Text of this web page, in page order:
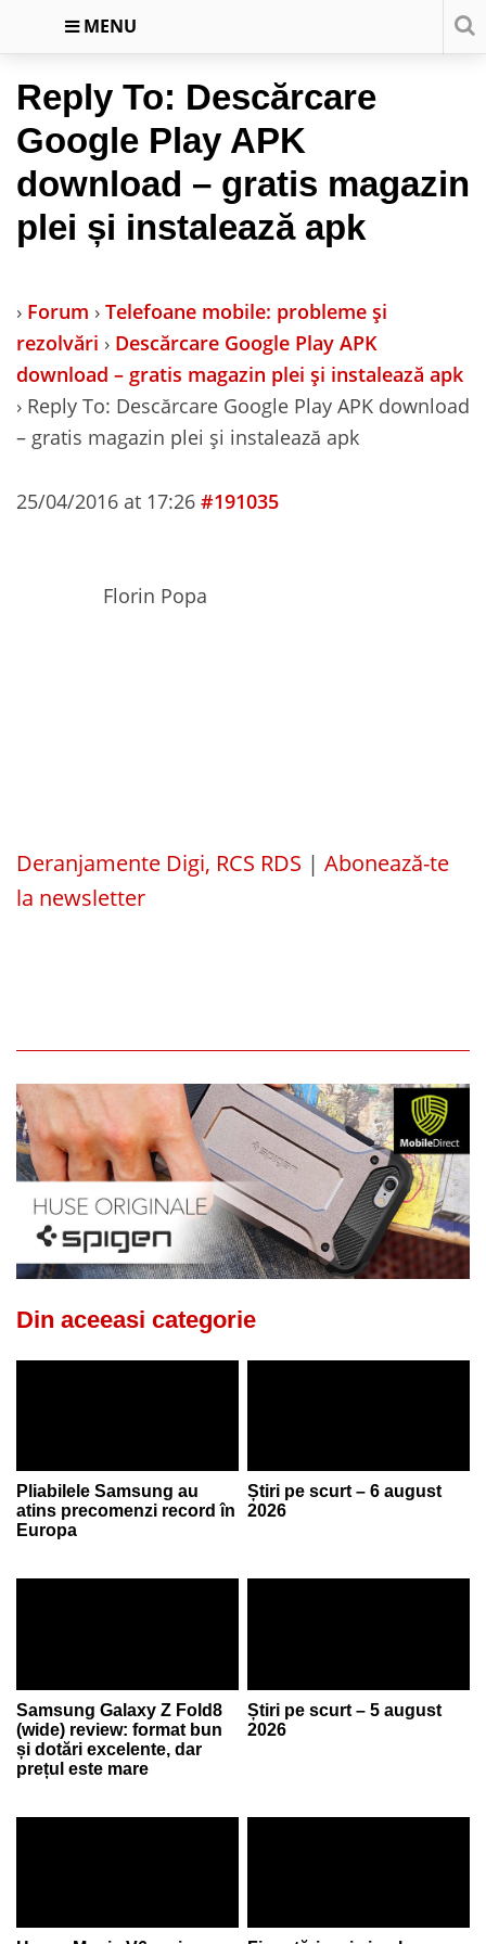
MENU
Reply To: Descărcare
Google Play APK
download – gratis magazin
plei și instalează apk
› Forum › Telefoane mobile: probleme și
rezolvări › Descărcare Google Play APK
download – gratis magazin plei și instalează apk
› Reply To: Descărcare Google Play APK download
– gratis magazin plei și instalează apk
25/04/2016 at 17:26 #191035
Florin Popa
Deranjamente Digi, RCS RDS | Abonează-te
la newsletter
Din aceeasi categorie
Pliabilele Samsung au
atins precomenzi record în
Europa
Știri pe scurt – 6 august
2026
Samsung Galaxy Z Fold8
(wide) review: format bun
și dotări excelente, dar
prețul este mare
Știri pe scurt – 5 august
2026